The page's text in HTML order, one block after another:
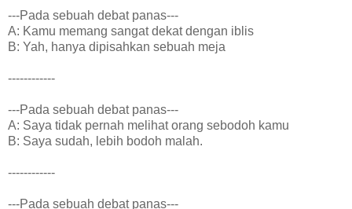
---Pada sebuah debat panas---
A: Kamu memang sangat dekat dengan iblis
B: Yah, hanya dipisahkan sebuah meja
------------
---Pada sebuah debat panas---
A: Saya tidak pernah melihat orang sebodoh kamu
B: Saya sudah, lebih bodoh malah.
------------
---Pada sebuah debat panas---